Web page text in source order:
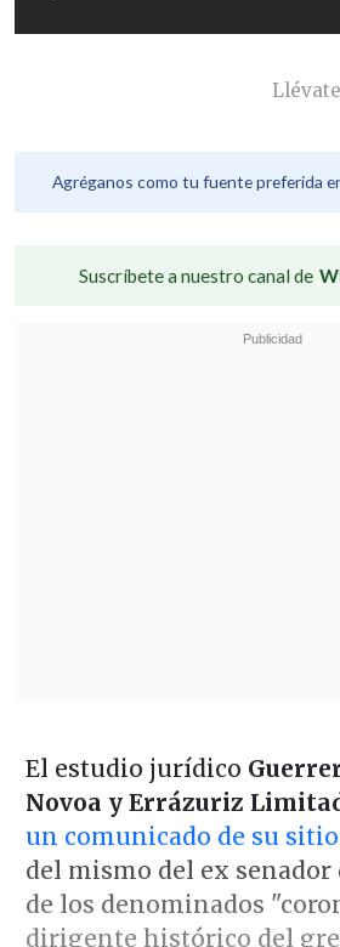
Agréganos como tu fuente preferida
Suscríbete a nuestro canal de
El estudio jurídico
Novoa y Errázuriz
un comunicado de su
del mismo del ex senador
de los denominados
dirigente histórico del